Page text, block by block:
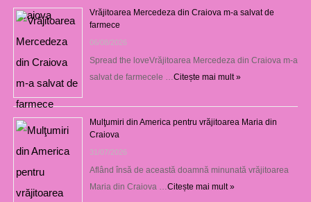
Vrăjitoarea Mercedeza din Craiova m-a salvat de
farmece
06/08/2026
Spread the loveVrăjitoarea Mercedeza din Craiova m-a
salvat de farmecele … Citește mai mult »
Mulţumiri din America pentru vrăjitoarea Maria din
Craiova
31/07/2026
Aflând însă de această doamnă minunată vrăjitoarea
Maria din Craiova … Citește mai mult »